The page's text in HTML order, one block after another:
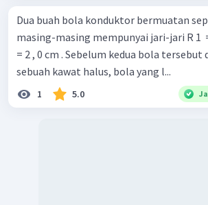
Dua buah bola konduktor bermuatan
masing-masing mempunyai jari-jari R 1 ​ =
= 2 , 0 cm . Sebelum kedua bola
sebuah kawat halus, bola yang l...
1 5.0